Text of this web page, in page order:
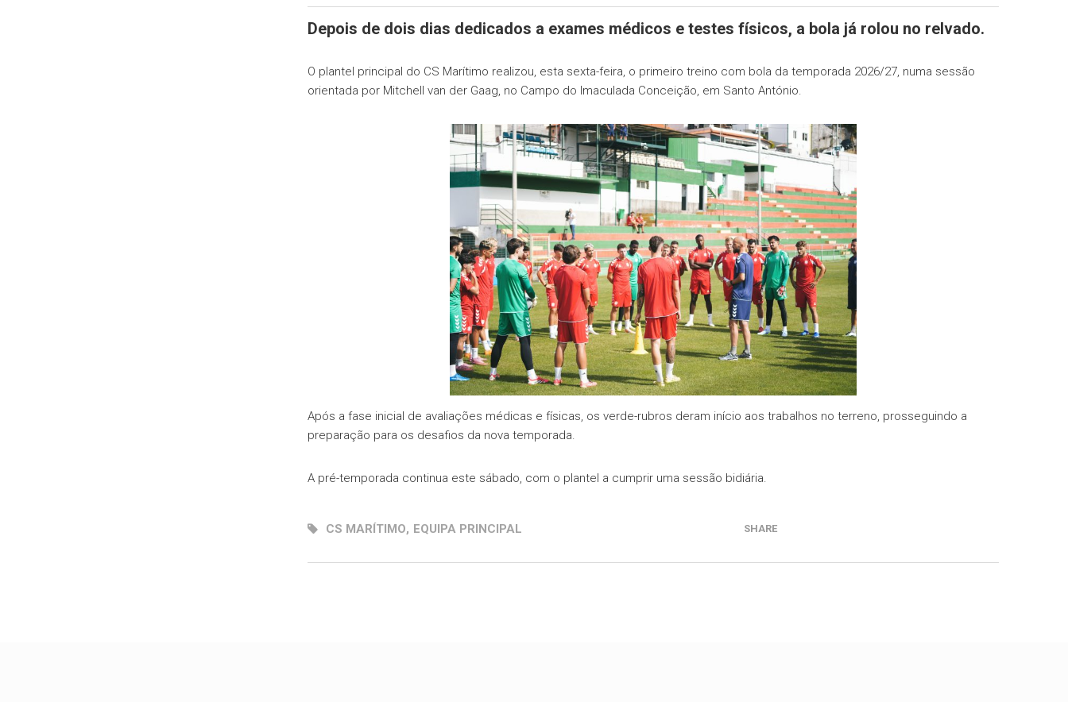
Depois de dois dias dedicados a exames médicos e testes físicos, a bola já rolou no relvado.
O plantel principal do CS Marítimo realizou, esta sexta-feira, o primeiro treino com bola da temporada 2026/27, numa sessão
orientada por Mitchell van der Gaag, no Campo do Imaculada Conceição, em Santo António.
Após a fase inicial de avaliações médicas e físicas, os verde-rubros deram início aos trabalhos no terreno, prosseguindo a
preparação para os desafios da nova temporada.
A pré-temporada continua este sábado, com o plantel a cumprir uma sessão bidiária.
CS MARÍTIMO, EQUIPA PRINCIPAL SHARE